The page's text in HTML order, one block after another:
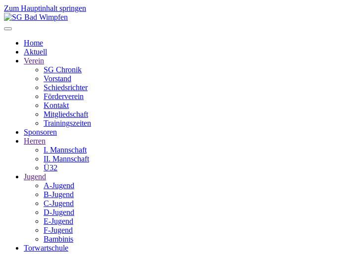
Zum Hauptinhalt springen
Home
Aktuell
Verein
SG Chronik
Vorstand
Schiedsrichter
Förderverein
Kontakt
Mitgliedschaft
Trainingszeiten
Sponsoren
Herren
I. Mannschaft
II. Mannschaft
Ü32
Jugend
A-Jugend
B-Jugend
C-Jugend
D-Jugend
E-Jugend
F-Jugend
Bambinis
Torwartschule